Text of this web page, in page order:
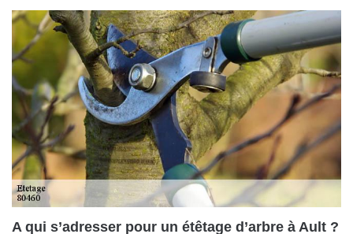
A qui s’adresser pour un étêtage d’arbre à Ault ?